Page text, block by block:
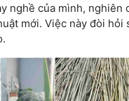
nghề của mình, nghiên
mới. Việc này đòi hỏi